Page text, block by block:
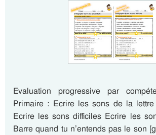
Evaluation progressive par
Primaire : Ecrire les sons de la lettre
Ecrire les sons difficiles Ecrire les
Barre quand tu n’entends pas le son